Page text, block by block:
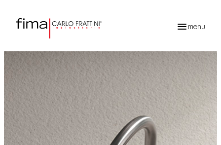
menu
Ricerca
prodotti